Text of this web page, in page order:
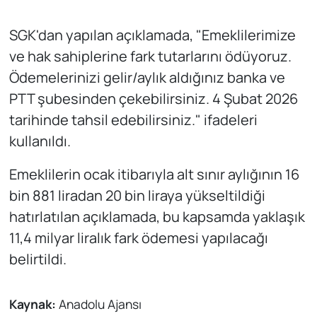
SGK'dan yapılan açıklamada, "Emeklilerimize
ve hak sahiplerine fark tutarlarını ödüyoruz.
Ödemelerinizi gelir/aylık aldığınız banka ve
PTT şubesinden çekebilirsiniz. 4 Şubat 2026
tarihinde tahsil edebilirsiniz." ifadeleri
kullanıldı.
Emeklilerin ocak itibarıyla alt sınır aylığının 16
bin 881 liradan 20 bin liraya yükseltildiği
hatırlatılan açıklamada, bu kapsamda yaklaşık
11,4 milyar liralık fark ödemesi yapılacağı
belirtildi.
Kaynak: Anadolu Ajansı